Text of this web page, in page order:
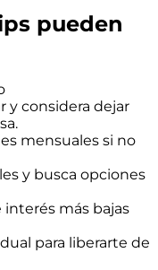
pueden
y considera dejar
mensuales si no
y busca opciones
interés más bajas
para liberarte de